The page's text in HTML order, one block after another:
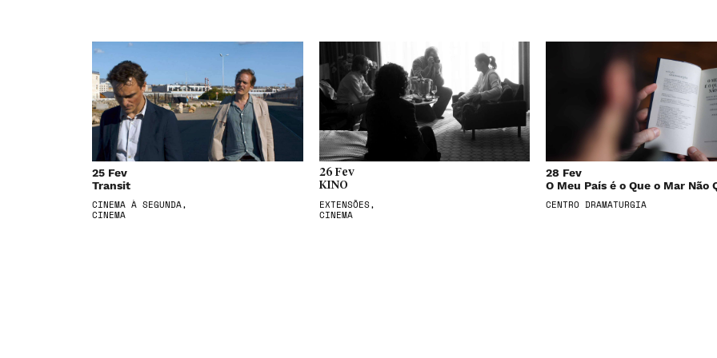
25 Fev
Transit
CINEMA À SEGUNDA,
CINEMA
26 Fev
KINO
EXTENSÕES,
CINEMA
28 Fev
O Meu País é o Que o Mar Não
CENTRO DRAMATURGIA